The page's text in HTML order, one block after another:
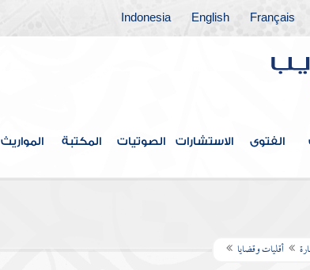
Français
English
Indonesia
الفتوى الاستشارات الصوتيات المكتبة المواريث
أقليات وقضايا